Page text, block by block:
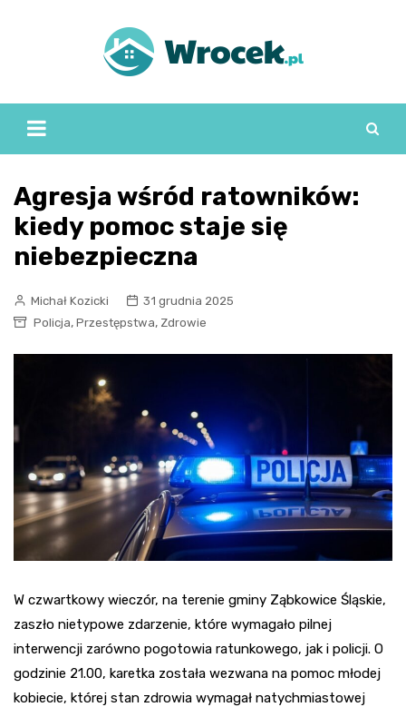
Agresja wśród ratowników:
kiedy pomoc staje się
niebezpieczna
Michał Kozicki
31 grudnia 2025
Policja, Przestępstwa, Zdrowie
W czwartkowy wieczór, na terenie gminy Ząbkowice Śląskie,
zaszło nietypowe zdarzenie, które wymagało pilnej
interwencji zarówno pogotowia ratunkowego, jak i policji. O
godzinie 21.00, karetka została wezwana na pomoc młodej
kobiecie, której stan zdrowia wymagał natychmiastowej